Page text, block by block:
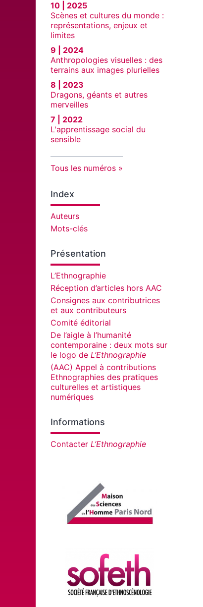
10 | 2025
Scènes et cultures du monde :
représentations, enjeux et
limites
9 | 2024
Anthropologies visuelles : des
terrains aux images plurielles
8 | 2023
Dragons, géants et autres
merveilles
7 | 2022
L'apprentissage social du
sensible
Tous les numéros
Index
Auteurs
Mots-clés
Présentation
L’Ethnographie
Réception d’articles hors AAC
Consignes aux contributrices
et aux contributeurs
Comité éditorial
De l’aigle à l’humanité
contemporaine : deux mots sur
le logo de L’Ethnographie
(AAC) Appel à contributions
Ethnographies des pratiques
culturelles et artistiques
numériques
Informations
Contacter L’Ethnographie
Affiliations/partenaires